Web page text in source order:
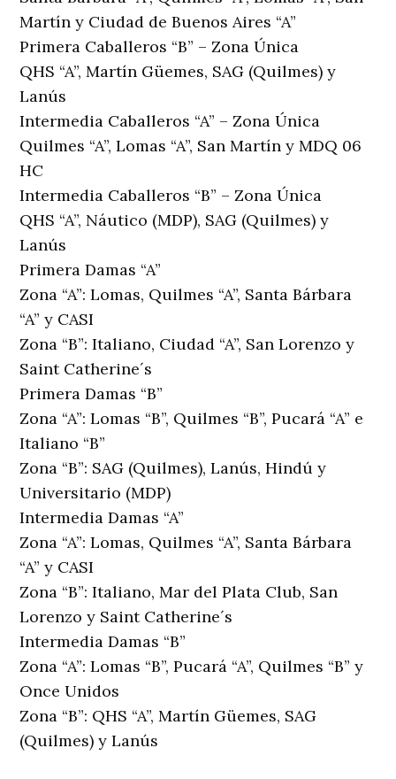
Martín y Ciudad de Buenos Aires “A”
Primera Caballeros “B” – Zona Única
QHS “A”, Martín Güemes, SAG (Quilmes) y
Lanús
Intermedia Caballeros “A” – Zona Única
Quilmes “A”, Lomas “A”, San Martín y MDQ 06
HC
Intermedia Caballeros “B” – Zona Única
QHS “A”, Náutico (MDP), SAG (Quilmes) y
Lanús
Primera Damas “A”
Zona “A”: Lomas, Quilmes “A”, Santa Bárbara
“A” y CASI
Zona “B”: Italiano, Ciudad “A”, San Lorenzo y
Saint Catherine´s
Primera Damas “B”
Zona “A”: Lomas “B”, Quilmes “B”, Pucará “A” e
Italiano “B”
Zona “B”: SAG (Quilmes), Lanús, Hindú y
Universitario (MDP)
Intermedia Damas “A”
Zona “A”: Lomas, Quilmes “A”, Santa Bárbara
“A” y CASI
Zona “B”: Italiano, Mar del Plata Club, San
Lorenzo y Saint Catherine´s
Intermedia Damas “B”
Zona “A”: Lomas “B”, Pucará “A”, Quilmes “B” y
Once Unidos
Zona “B”: QHS “A”, Martín Güemes, SAG
(Quilmes) y Lanús